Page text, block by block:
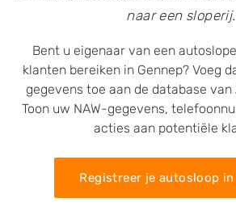
naar een sloperij.
Bent u eigenaar van een
klanten bereiken in Gennep? Voeg
gegevens toe aan de database
Toon uw NAW-gegevens,
acties aan potentiële
Registreer je autosloop in